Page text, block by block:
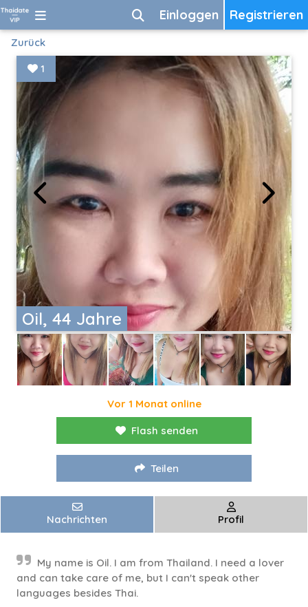
Registrieren
Einloggen
Zurück
Oil, 44 Jahre
1
Vor 1 Monat online
Flash senden
Teilen
Nachrichten Profil
My name is Oil. I am from Thailand. I need a lover
and can take care of me, but I can't speak other
languages ​​besides Thai.